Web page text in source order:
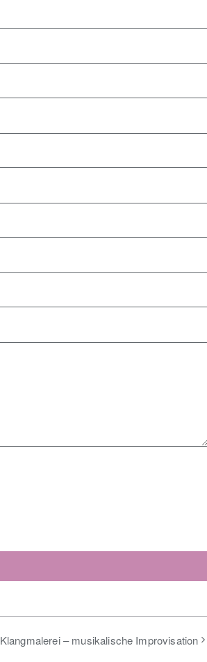
Klangmalerei – musikalische Improvisation